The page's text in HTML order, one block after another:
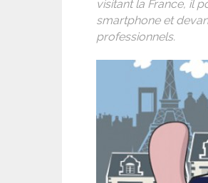
visitant la France, il
smartphone et
professionnels.